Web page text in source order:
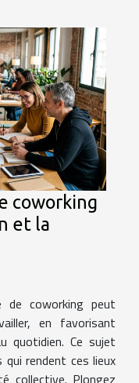
coworking
et la
de coworking peut
en favorisant
quotidien. Ce sujet
rendent ces lieux
collective. Plongez